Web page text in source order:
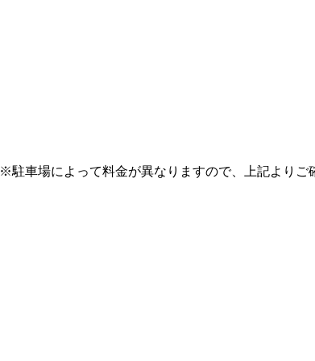
※駐車場によって料金が異なりますので、上記よりご